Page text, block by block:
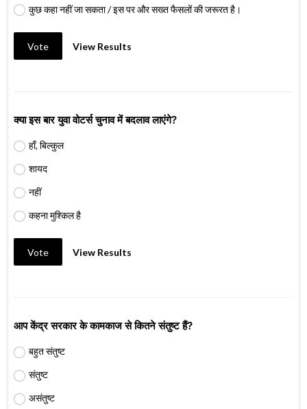
कुछ कहा नहीं जा सकता / इस पर और सख्त फैसलों की जरूरत है।
Vote View Results
क्या इस बार युवा वोटर्स चुनाव में बदलाव लाएंगे?
हाँ, बिल्कुल
शायद
नहीं
कहना मुश्किल है
Vote View Results
आप केंद्र सरकार के कामकाज से कितने संतुष्ट हैं?
बहुत संतुष्ट
संतुष्ट
असंतुष्ट